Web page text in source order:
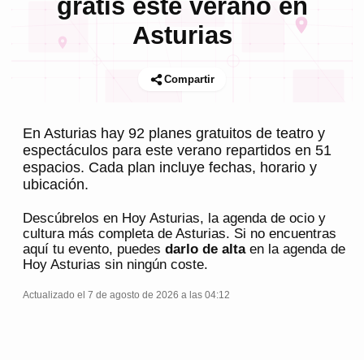
gratis este verano en
Asturias
Compartir
En Asturias hay 92 planes gratuitos de teatro y
espectáculos para este verano repartidos en 51
espacios. Cada plan incluye fechas, horario y
ubicación.
Descúbrelos en Hoy Asturias, la agenda de ocio y
cultura más completa de Asturias. Si no encuentras
aquí tu evento, puedes darlo de altaen la agenda de
Hoy Asturias sin ningún coste.
Actualizado el 7 de agosto de 2026 a las 04:12